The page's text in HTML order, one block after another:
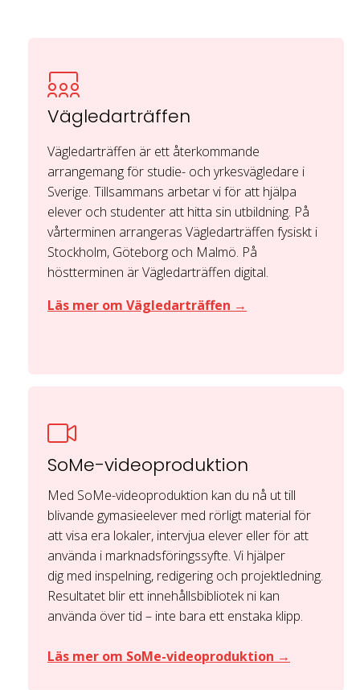
Vägledarträffen
Vägledarträffen är ett återkommande
arrangemang för studie- och yrkesvägledare i
Sverige. Tillsammans arbetar vi för att hjälpa
elever och studenter att hitta sin utbildning. På
vårterminen arrangeras Vägledarträffen fysiskt i
Stockholm, Göteborg och Malmö. På
höstterminen är Vägledarträffen digital.
Läs mer om Vägledarträffen →
SoMe-videoproduktion
Med SoMe-videoproduktion kan du nå ut till
blivande gymasieelever med rörligt material för
att visa era lokaler, intervjua elever eller för att
använda i marknadsföringssyfte. Vi hjälper
dig med inspelning, redigering och projektledning.
Resultatet blir ett innehållsbibliotek ni kan
använda över tid – inte bara ett enstaka klipp.
Läs mer om SoMe-videoproduktion →